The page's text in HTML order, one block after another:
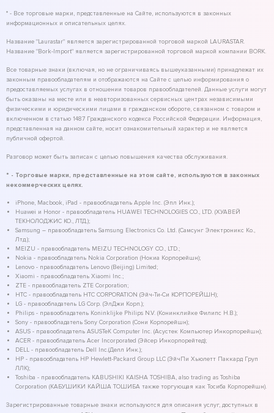
* - Все торговые марки, представленные на Сайте, используются в законных
информационных и описательных целях.
Название "Laurastar" является зарегистрированной торговой маркой LAURASTAR.
Название "Bork-Import" является зарегистрированной торговой маркой компании BORK.
Все товарные знаки (включая, но не ограничиваясь вышеуказанными) принадлежат их
законным правообладателям и отображаются на Сайте с целью информирования о
предоставляемых услугах в отношении товаров правообладателей. Данные услуги могут
быть оказаны на месте или в неавторизованных сервисных центрах независимыми
физическими и юридическими лицами в гражданском обороте, связанном с товаром и
включенном в статью 1487 Гражданского кодекса Российской Федерации. Информация,
представленная на данном сайте, носит ознакомительный характер и не является
публичной офертой.
Разговор может быть записан с целью повышения качества обслуживания.
* - Торговые марки, представленные на этом сайте, используются в законных
некоммерческих целях.
iPhone, Macbook, iPad - правообладатель Apple Inc. (Эпл Инк.);
Huawei и Honor - правообладатель HUAWEI TECHNOLOGIES CO., LTD. (ХУАВЕЙ
ТЕКНОЛОДЖИС КО., ЛТД.);
Samsung – правообладатель Samsung Electronics Co. Ltd. (Самсунг Электроникс Ко.,
Лтд.);
MEIZU - правообладатель MEIZU TECHNOLOGY CO., LTD.;
Nokia - правообладатель Nokia Corporation (Нокиа Корпорейшн);
Lenovo - правообладатель Lenovo (Beijing) Limited;
Xiaomi - правообладатель Xiaomi Inc.;
ZTE - правообладатель ZTE Corporation;
HTC - правообладатель HTC CORPORATION (Эйч-Ти-Си КОРПОРЕЙШН);
LG - правообладатель LG Corp. (ЭлДжи Корп.);
Philips - правообладатель Koninklijke Philips N.V. (Конинклийке Филипс Н.В.);
Sony - правообладатель Sony Corporation (Сони Корпорейшн);
ASUS - правообладатель ASUSTeK Computer Inc. (Асустек Компьютер Инкорпорейшн);
ACER - правообладатель Acer Incorporated (Эйсер Инкорпорейтед);
DELL - правообладатель Dell Inc.(Делл Инк.);
HP - правообладатель HP Hewlett-Packard Group LLC (ЭйчПи Хьюлетт Паккард Груп
ЛЛК);
Toshiba - правообладатель KABUSHIKI KAISHA TOSHIBA, also trading as Toshiba
Corporation (КАБУШИКИ КАЙША ТОШИБА также торгующая как Тосиба Корпорейшн).
Зарегистрированные товарные знаки используются для описания услуг, доступных в